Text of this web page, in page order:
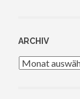
ARCHIV
Archiv